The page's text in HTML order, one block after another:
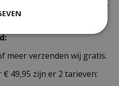
geldt zowel voor
meer verzenden wij gratis.
49,95 zijn er 2 tarieven: